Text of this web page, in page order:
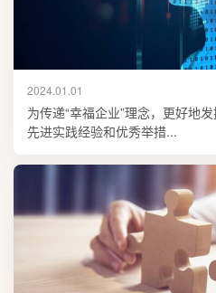
2024.01.01
为传递“幸福企业”理念，更好地
先进实践经验和优秀举措...